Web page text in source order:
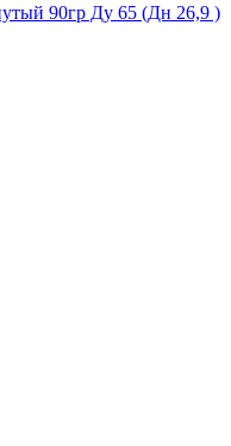
90гр Ду 65 (Дн 26,9 )